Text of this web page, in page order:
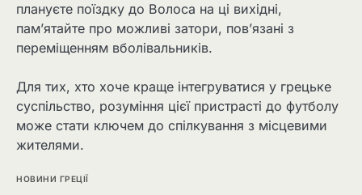
плануєте поїздку до Волоса на ці вихідні,
пам’ятайте про можливі затори, пов’язані з
переміщенням вболівальників.
Для тих, хто хоче краще інтегруватися у грецьке
суспільство, розуміння цієї пристрасті до футболу
може стати ключем до спілкування з місцевими
жителями.
НОВИНИ ГРЕЦІЇ